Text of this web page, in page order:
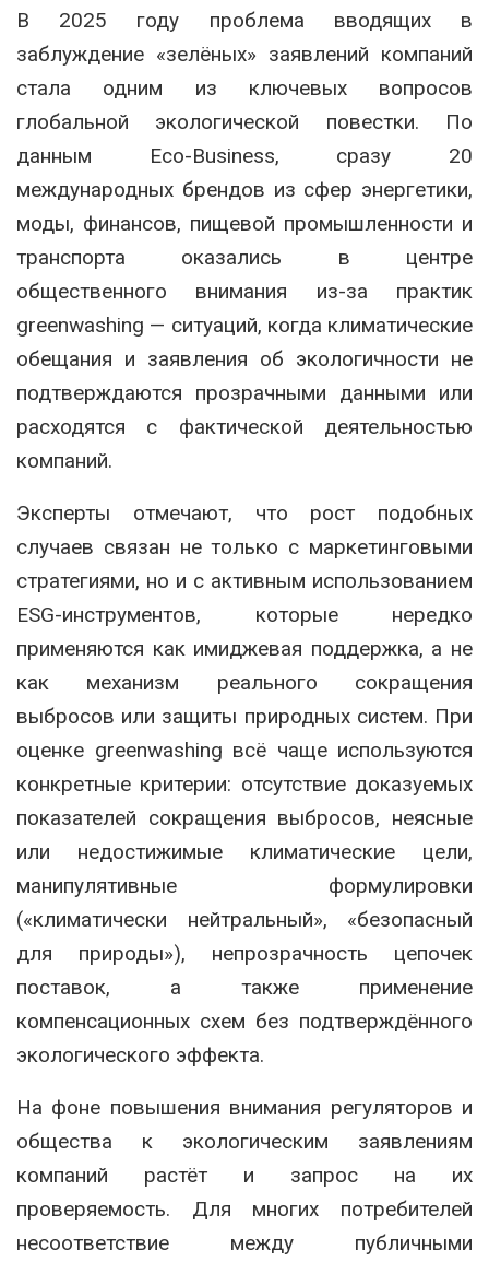
В 2025 году проблема вводящих в
заблуждение «зелёных» заявлений компаний
стала одним из ключевых вопросов
глобальной экологической повестки. По
данным Eco-Business, сразу 20
международных брендов из сфер энергетики,
моды, финансов, пищевой промышленности и
транспорта оказались в центре
общественного внимания из-за практик
greenwashing — ситуаций, когда климатические
обещания и заявления об экологичности не
подтверждаются прозрачными данными или
расходятся с фактической деятельностью
компаний.
Эксперты отмечают, что рост подобных
случаев связан не только с маркетинговыми
стратегиями, но и с активным использованием
ESG-инструментов, которые нередко
применяются как имиджевая поддержка, а не
как механизм реального сокращения
выбросов или защиты природных систем. При
оценке greenwashing всё чаще используются
конкретные критерии: отсутствие доказуемых
показателей сокращения выбросов, неясные
или недостижимые климатические цели,
манипулятивные формулировки
(«климатически нейтральный», «безопасный
для природы»), непрозрачность цепочек
поставок, а также применение
компенсационных схем без подтверждённого
экологического эффекта.
На фоне повышения внимания регуляторов и
общества к экологическим заявлениям
компаний растёт и запрос на их
проверяемость. Для многих потребителей
несоответствие между публичными